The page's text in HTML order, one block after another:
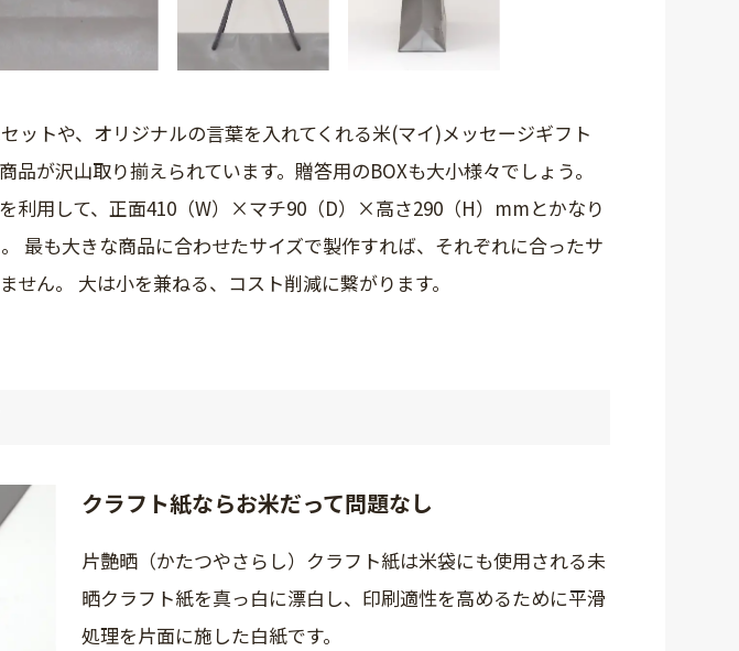
ットや、オリジナルの言葉を入れてくれる米(マイ)メッセージギフト
品が沢山取り揃えられています。贈答用のBOXも大小様々でしょう。
利用して、正面410（W）×マチ90（D）×高さ290（H）mmとかなり
最も大きな商品に合わせたサイズで製作すれば、それぞれに合ったサ
せん。 大は小を兼ねる、コスト削減に繋がります。
クラフト紙ならお米だって問題なし
片艶晒（かたつやさらし）クラフト紙は米袋にも使用される未
晒クラフト紙を真っ白に漂白し、印刷適性を高めるために平滑
処理を片面に施した白紙です。